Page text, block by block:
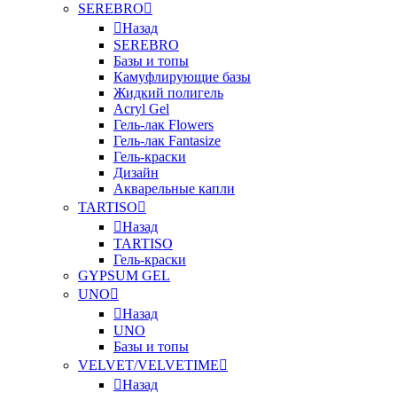
SEREBRO
Назад
SEREBRO
Базы и топы
Камуфлирующие базы
Жидкий полигель
Acryl Gel
Гель-лак Flowers
Гель-лак Fantasize
Гель-краски
Дизайн
Акварельные капли
TARTISO
Назад
TARTISO
Гель-краски
GYPSUM GEL
UNO
Назад
UNO
Базы и топы
VELVET/VELVETIME
Назад